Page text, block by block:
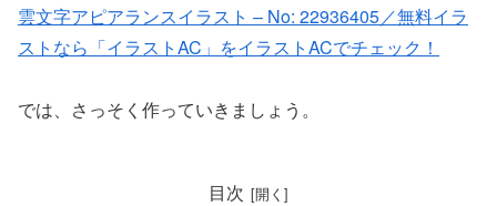
雲文字アピアランスイラスト – No: 22936405／無料イラ
ストなら「イラストAC」をイラストACでチェック！
では、さっそく作っていきましょう。
目次